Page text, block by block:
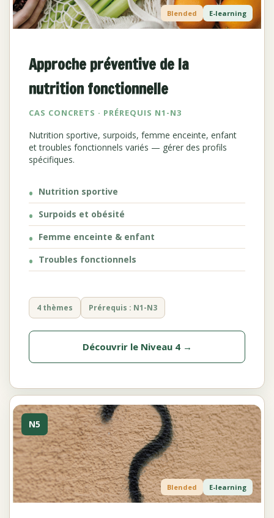
Blended E-learning
Approche préventive de la
nutrition fonctionnelle
CAS CONCRETS · PRÉREQUIS N1-N3
Nutrition sportive, surpoids, femme enceinte, enfant
et troubles fonctionnels variés — gérer des profils
spécifiques.
Nutrition sportive
Surpoids et obésité
Femme enceinte & enfant
Troubles fonctionnels
4 thèmes Prérequis : N1-N3
Découvrir le Niveau 4 →
N5
Blended E-learning